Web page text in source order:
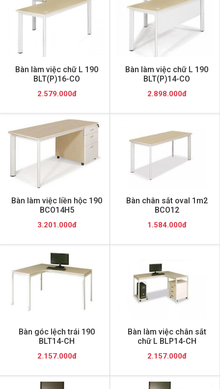
Bàn làm việc chữ L 190
BLT(P)16-CO
2.579.000đ
Bàn làm việc chữ L 190
BLT(P)14-CO
2.898.000đ
Bàn làm việc liền hộc 190
BCO14H5
3.201.000đ
Bàn chân sắt oval 1m2
BCO12
1.584.000đ
Bàn góc lệch trái 190
BLT14-CH
2.157.000đ
Bàn làm việc chân sắt
chữ L BLP14-CH
2.157.000đ